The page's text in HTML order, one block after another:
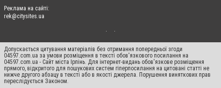
Реклама на сайті:
rek@citysites.ua
Допускається цитування матеріалів без отримання попередньої згоди
04597.com.ua за умови розміщення в тексті обов'язкового посилання на
04597.com.ua - Сайт міста Ірпінь. Для інтернет-видань обов'язкове розміщення
прямого, відкритого для пошукових систем гіперпосилання на цитовані статті не
нижче другого абзацу в тексті або в якості джерела. Порушення виняткових прав
переслідується Законом.